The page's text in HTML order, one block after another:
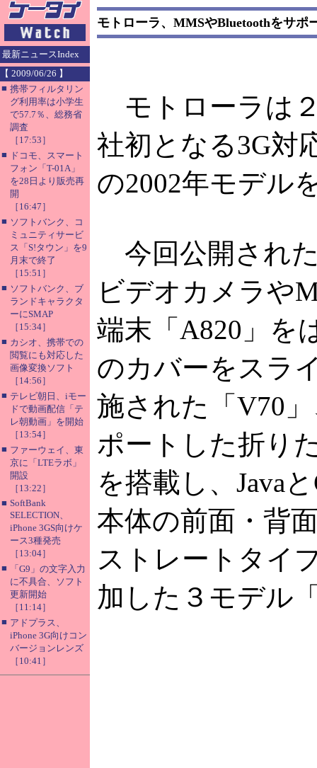
最新ニュースIndex
【 2009/06/26 】
■ 携帯フィルタリン
グ利用率は小学生
で57.7％、総務省
調査
［17:53］
■ ドコモ、スマート
フォン「T-01A」
を28日より販売再
開
［16:47］
■ ソフトバンク、コ
ミュニティサービ
ス「S!タウン」を9
月末で終了
［15:51］
■ ソフトバンク、ブ
ランドキャラクタ
ーにSMAP
［15:34］
■ カシオ、携帯での
閲覧にも対応した
画像変換ソフト
［14:56］
■ テレビ朝日、iモー
ドで動画配信「テ
レ朝動画」を開始
［13:54］
■ ファーウェイ、東
京に「LTEラボ」
開設
［13:22］
■ SoftBank
SELECTION、
iPhone 3GS向けケ
ース3種発売
［13:04］
■
「G9」の文字入力
に不具合、ソフト
更新開始
［11:14］
■ アドプラス、
iPhone 3G向けコン
バージョンレンズ
［10:41］
モトローラ、MMSやBluetoothをサポ
モトローラは２
社初となる3G対
の2002年モデル
今回公開され
ビデオカメラや
端末「A820」を
のカバーをスラ
施された「V70
ポートした折り
を搭載し、Java
本体の前面・背
ストレートタイ
加した３モデル